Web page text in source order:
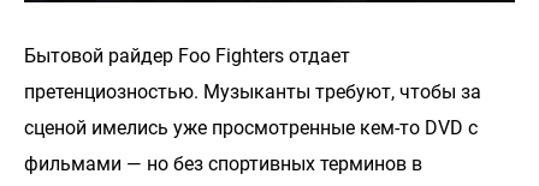
Бытовой райдер Foo Fighters отдает
претенциозностью. Музыканты требуют, чтобы за
сценой имелись уже просмотренные кем-то DVD c
фильмами — но без спортивных терминов в